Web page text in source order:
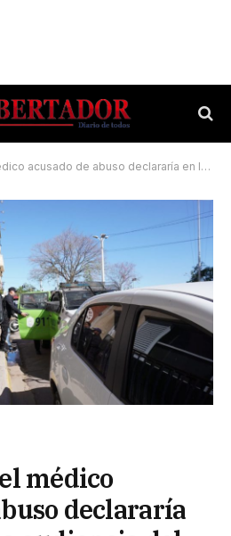
de abuso declararía en la próxima audiencia del juicio
médico
declararía